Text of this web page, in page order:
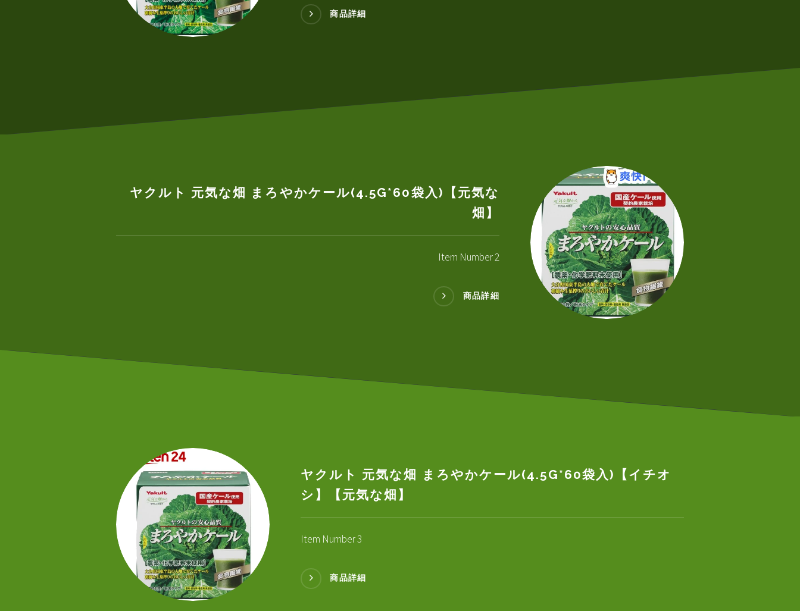
商品詳細
ヤクルト 元気な畑 まろやかケール(4.5G*60袋入)【元気な
畑】
Item Number 2
商品詳細
ヤクルト 元気な畑 まろやかケール(4.5G*60袋入)【イチオ
シ】【元気な畑】
Item Number 3
商品詳細